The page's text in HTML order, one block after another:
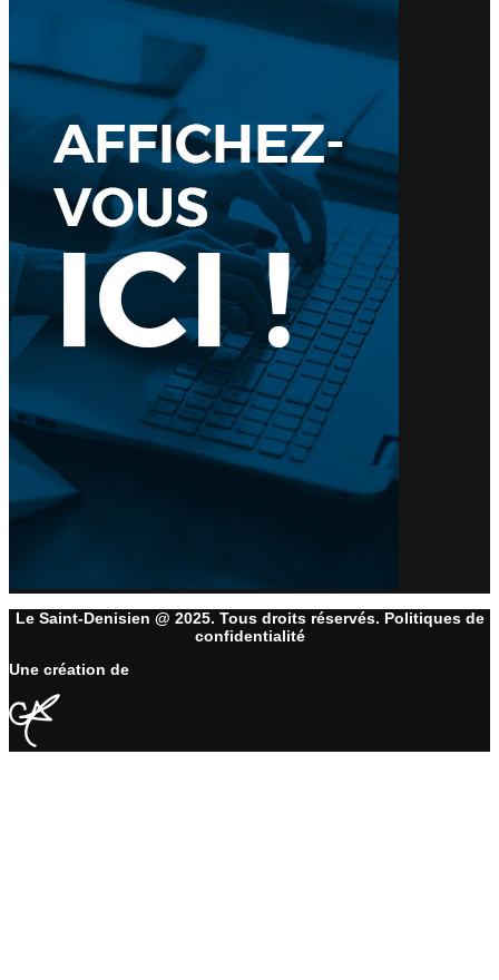
Le Saint-Denisien @ 2025. Tous droits réservés. Politiques de
confidentialité
Une création de